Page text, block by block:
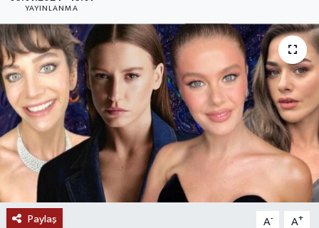
YAYINLANMA
Paylaş A- A+
Tüm Manşetler
Son Dakika Haberleri
Haber Arşivi